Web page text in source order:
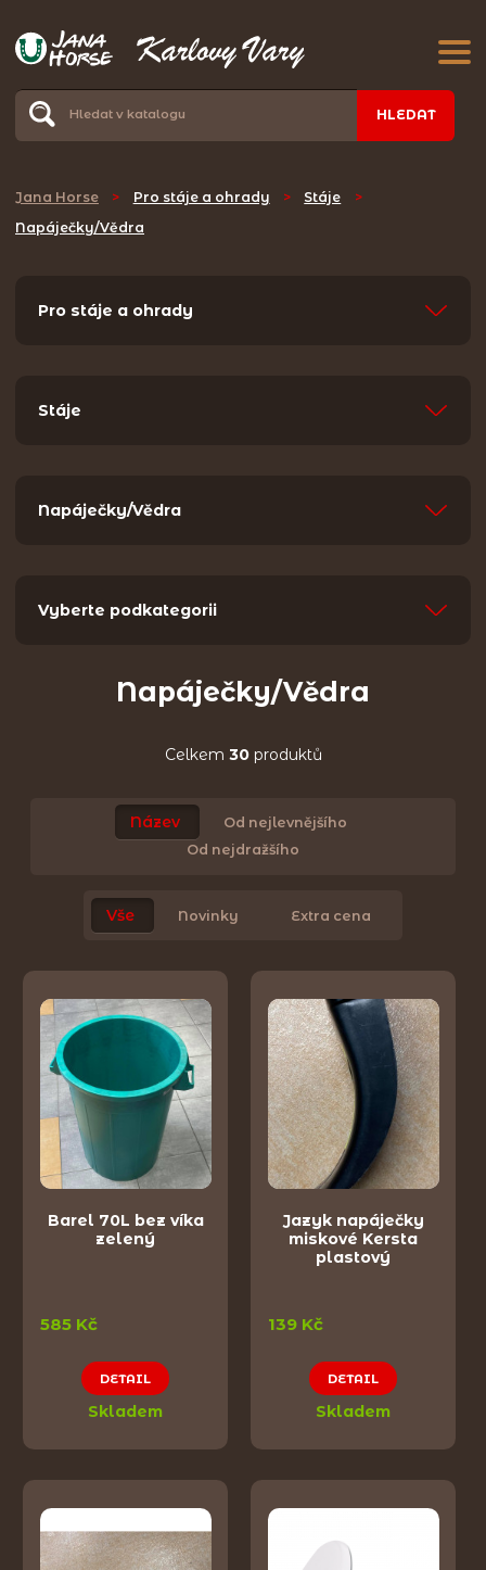
HLEDAT
Jana Horse > Pro stáje a ohrady > Stáje
>
Napáječky/Vědra
Pro stáje a ohrady
Stáje
Napáječky/Vědra
Vyberte podkategorii
Napáječky/Vědra
Celkem 30produktů
Název
Od nejlevnějšího
Od nejdražšího
Vše Novinky Extra cena
Barel 70L bez víka
zelený
585 Kč
DETAIL
Skladem
Jazyk napáječky
miskové Kersta
plastový
139 Kč
DETAIL
Skladem